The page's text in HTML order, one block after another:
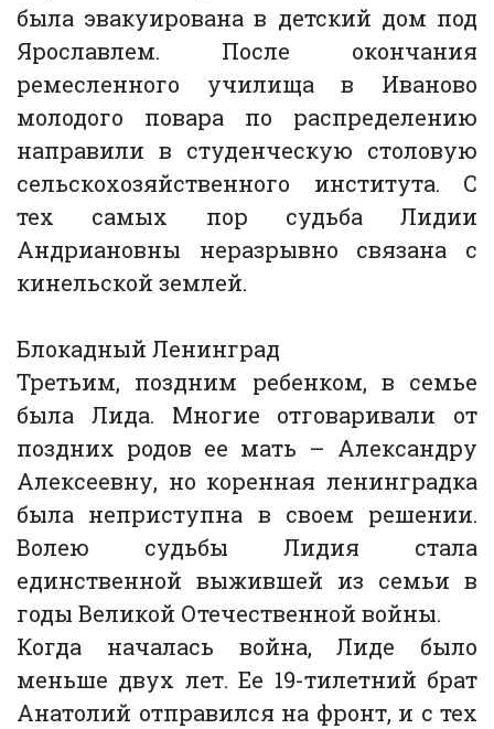
была эвакуирована в детский дом под
Ярославлем. После окончания
ремесленного училища в Иваново
молодого повара по распределению
направили в студенческую столовую
сельскохозяйственного института. С
тех самых пор судьба Лидии
Андриановны неразрывно связана с
кинельской землей.
Блокадный Ленинград
Третьим, поздним ребенком, в семье
была Лида. Многие отговаривали от
поздних родов ее мать – Александру
Алексеевну, но коренная ленинградка
была неприступна в своем решении.
Волею судьбы Лидия стала
единственной выжившей из семьи в
годы Великой Отечественной войны.
Когда началась война, Лиде было
меньше двух лет. Ее 19-тилетний брат
Анатолий отправился на фронт, и с тех